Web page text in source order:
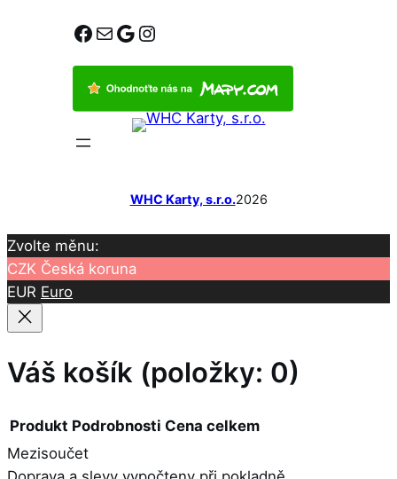
Facebook E-mail Google Instagram
WHC Karty, s.r.o.2026
Zvolte měnu:
CZK Česká koruna
EUR Euro
Váš košík (položky: 0)
Produkt Podrobnosti Cena celkem
Mezisoučet